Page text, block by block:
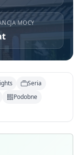
MOCY
Seria
Podobne